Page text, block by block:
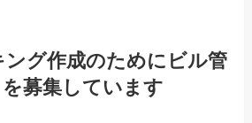
ング作成のためにビル管
募集しています